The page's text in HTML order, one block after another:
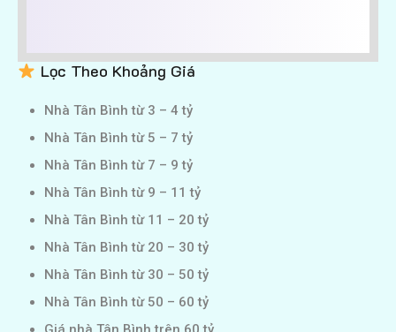
Lọc Theo Khoảng Giá
Nhà Tân Bình từ 3 – 4 tỷ
Nhà Tân Bình từ 5 – 7 tỷ
Nhà Tân Bình từ 7 – 9 tỷ
Nhà Tân Bình từ 9 – 11 tỷ
Nhà Tân Bình từ 11 – 20 tỷ
Nhà Tân Bình từ 20 – 30 tỷ
Nhà Tân Bình từ 30 – 50 tỷ
Nhà Tân Bình từ 50 – 60 tỷ